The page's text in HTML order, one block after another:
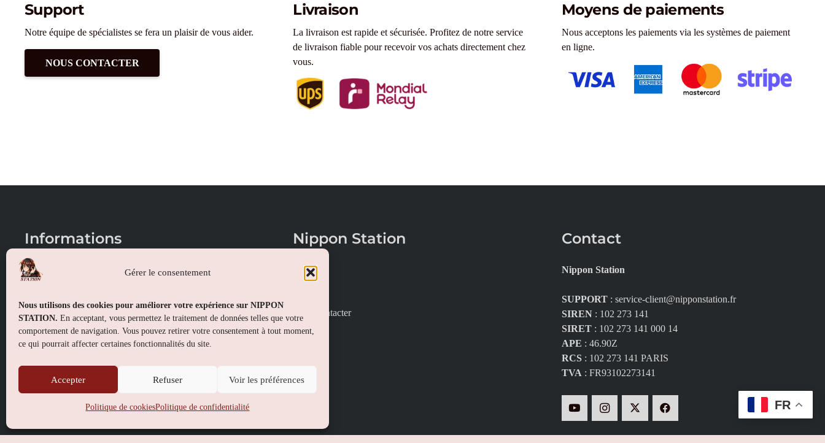
Gérer le consentement
Nous utilisons des cookies pour améliorer votre expérience sur NIPPON
STATION. En acceptant, vous permettez le traitement de données telles que votre
comportement de navigation. Vous pouvez retirer votre consentement à tout moment,
ce qui pourrait affecter certaines fonctionnalités du site.
Accepter Refuser Voir les préférences
Politique de cookiesPolitique de confidentialité
Support
Notre équipe de spécialistes se fera un plaisir de vous aider.
NOUS CONTACTER
Livraison
La livraison est rapide et sécurisée. Profitez de notre service
de livraison fiable pour recevoir vos achats directement chez
vous.
Moyens de paiements
Nous acceptons les paiements via les systèmes de paiement
en ligne.
Informations
Conditions générales de vente
Politique de confidentialité
Politique de cookies (UE)
Nippon Station
À propos
Nous contacter
Contact
Nippon Station
SUPPORT: service-client@nipponstation.fr
SIREN: 102 273 141
SIRET: 102 273 141 000 14
APE : 46.90Z
RCS: 102 273 141 PARIS
TVA: FR93102273141
FR